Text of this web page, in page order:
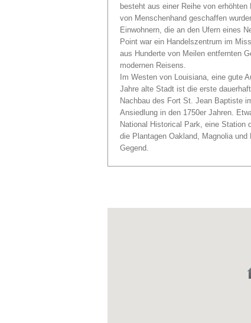
besteht aus einer Reihe von
von Menschenhand geschaffen
Einwohnern, die an den Ufern eines
Point war ein Handelszentrum im
aus Hunderte von Meilen entfernten
modernen Reisens.
Im Westen von Louisiana, eine gute
Jahre alte Stadt ist die erste
Nachbau des Fort St. Jean Baptiste
Ansiedlung in den 1750er Jahren.
National Historical Park, eine Station
die Plantagen Oakland, Magnolia
Gegend.